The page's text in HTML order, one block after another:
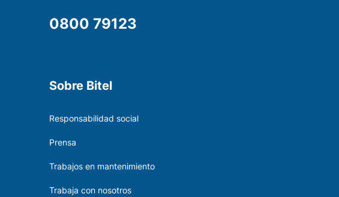
0800 79123
Sobre Bitel
Responsabilidad social
Prensa
Trabajos en mantenimiento
Trabaja con nosotros